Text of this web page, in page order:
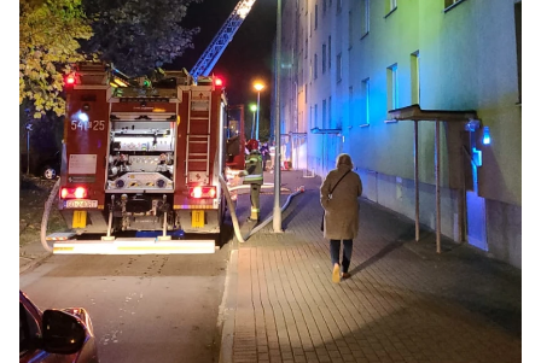
FOT. KP PSP W TCZEWIE